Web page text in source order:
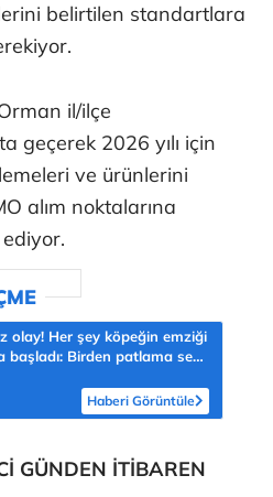
belirtilen standartlara
il/ilçe
geçerek 2026 yılı için
ve ürünlerini
alım noktalarına
olay! Her şey köpeğin emziği
başladı: Birden patlama sesi
Haberi Görüntüle
GÜNDEN İTİBAREN